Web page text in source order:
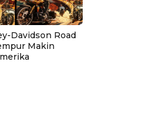
Davidson Road
Makin